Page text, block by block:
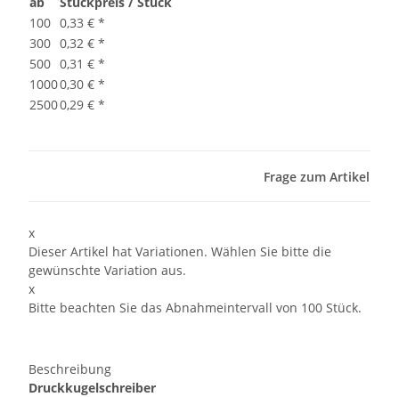
100 0,33 € *
300 0,32 € *
500 0,31 € *
10000,30 € *
25000,29 € *
Frage zum Artikel
x
Dieser Artikel hat Variationen. Wählen Sie bitte die
gewünschte Variation aus.
x
Bitte beachten Sie das Abnahmeintervall von 100 Stück.
Beschreibung
Druckkugelschreiber